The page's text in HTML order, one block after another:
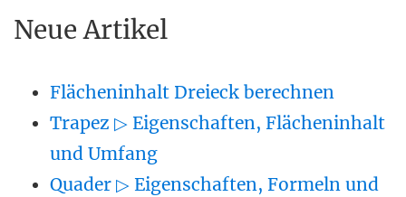
Neue Artikel
Flächeninhalt Dreieck berechnen
Trapez ▷ Eigenschaften, Flächeninhalt
und Umfang
Quader ▷ Eigenschaften, Formeln und